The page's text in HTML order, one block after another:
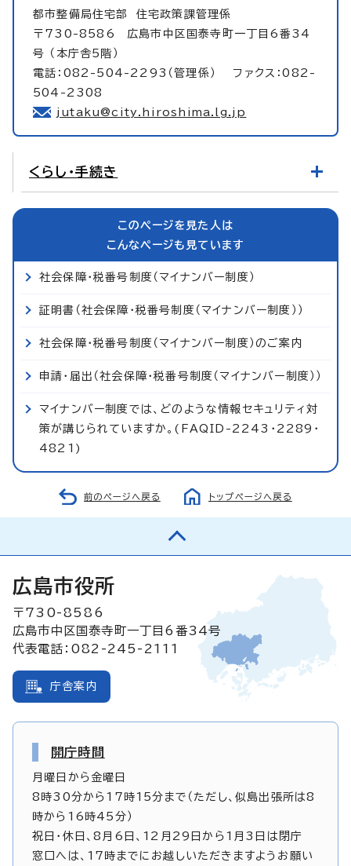
都市整備局住宅部 住宅政策課管理係
〒730-8586 広島市中区国泰寺町一丁目6番34
号 （本庁舎5階）
電話：082-504-2293（管理係） ファクス：082-
504-2308
jutaku@city.hiroshima.lg.jp
くらし・手続き
このページを見た人は
こんなページも見ています
社会保障・税番号制度（マイナンバー制度）
証明書（社会保障・税番号制度（マイナンバー制度））
社会保障・税番号制度（マイナンバー制度）のご案内
申請・届出（社会保障・税番号制度（マイナンバー制度））
マイナンバー制度では、どのような情報セキュリティ対
策が講じられていますか。(FAQID-2243・2289・
4821)
前のページへ戻る トップページへ戻る
広島市役所
〒730-8586
広島市中区国泰寺町一丁目6番34号
代表電話：082-245-2111
庁舎案内
開庁時間
月曜日から金曜日
8時30分から17時15分まで（ただし、似島出張所は8
時から16時45分）
祝日・休日、8月6日、12月29日から1月3日は閉庁
窓口へは、17時までにお越しいただきますようお願い